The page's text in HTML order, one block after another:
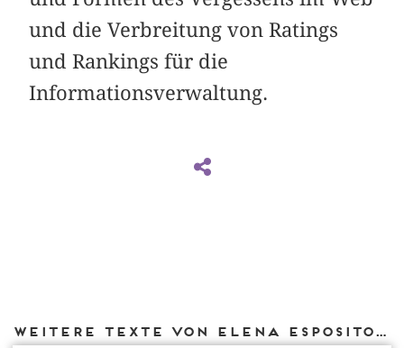
und die Verbreitung von Ratings
und Rankings für die
Informationsverwaltung.
Weitere Texte von Elena Esposito bei DIAPHANES